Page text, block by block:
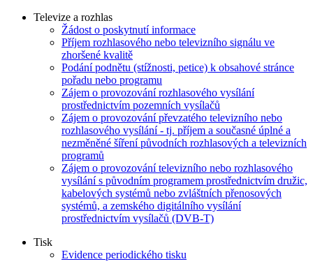
Televize a rozhlas
Žádost o poskytnutí informace
Příjem rozhlasového nebo televizního signálu ve
zhoršené kvalitě
Podání podnětu (stížnosti, petice) k obsahové stránce
pořadu nebo programu
Zájem o provozování rozhlasového vysílání
prostřednictvím pozemních vysílačů
Zájem o provozování převzatého televizního nebo
rozhlasového vysílání - tj. příjem a současné úplné a
nezměněné šíření původních rozhlasových a televizních
programů
Zájem o provozování televizního nebo rozhlasového
vysílání s původním programem prostřednictvím družic,
kabelových systémů nebo zvláštních přenosových
systémů, a zemského digitálního vysílání
prostřednictvím vysílačů (DVB-T)
Tisk
Evidence periodického tisku